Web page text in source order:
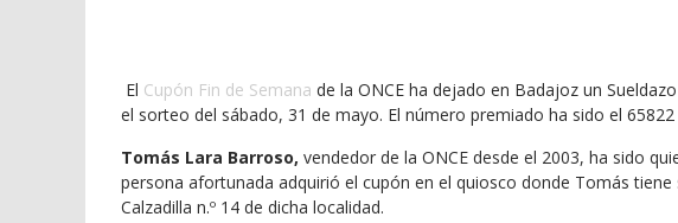
El Cupón Fin de Semana de la ONCE ha dejado en Badajoz un
el sorteo del sábado, 31 de mayo. El número premiado ha sido el 65822
Tomás Lara Barroso, vendedor de la ONCE desde el 2003, ha sido
persona afortunada adquirió el cupón en el quiosco donde Tomás
Calzadilla n.º 14 de dicha localidad.